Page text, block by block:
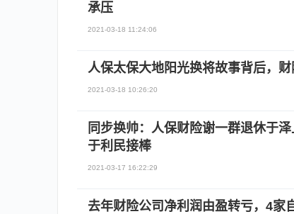
承压
2021-03-18 11:24:06
人保太保大地阳光换将故事背后，
2021-03-18 10:26:20
同步换帅：人保财险谢一群退休于
于利民接棒
2021-03-17 16:22:29
去年财险公司净利润由盈转亏，4家